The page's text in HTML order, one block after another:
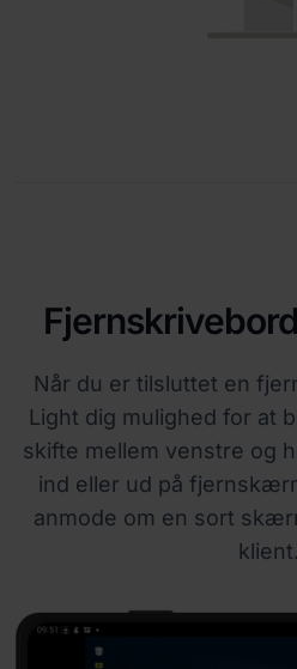
Når du er tilsluttet en
Light dig mulighed for at
skifte mellem venstre og
ind eller ud på
anmode om en sort
klient.